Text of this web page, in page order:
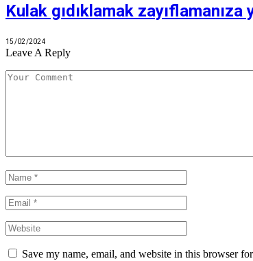
Kulak gıdıklamak zayıflamanıza
15/02/2024
Leave A Reply
Save my name, email, and website in this browser